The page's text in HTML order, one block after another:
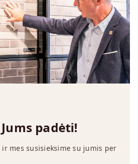
padėti!
mes susisieksime su jumis per